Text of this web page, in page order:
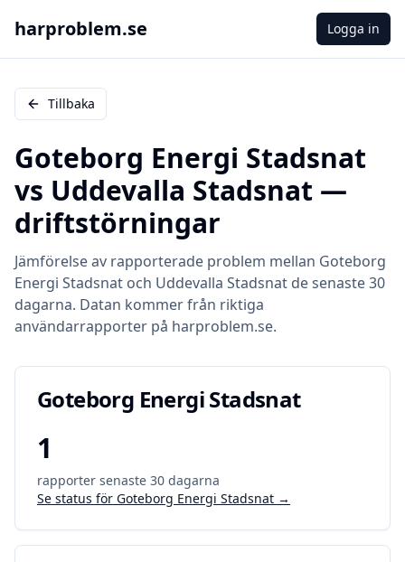
harproblem.se Logga in
Tillbaka
Goteborg Energi Stadsnat
vs Uddevalla Stadsnat —
driftstörningar
Jämförelse av rapporterade problem mellan Goteborg
Energi Stadsnat och Uddevalla Stadsnat de senaste 30
dagarna. Datan kommer från riktiga
användarrapporter på harproblem.se.
Goteborg Energi Stadsnat
1
rapporter senaste 30 dagarna
Se status för Goteborg Energi Stadsnat →